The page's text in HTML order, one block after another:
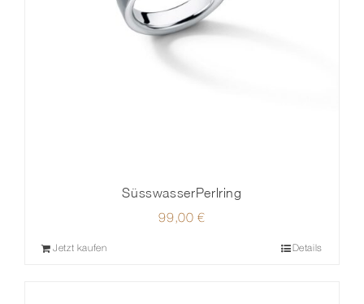
SüsswasserPerlring
99,00€
Jetzt kaufen Details